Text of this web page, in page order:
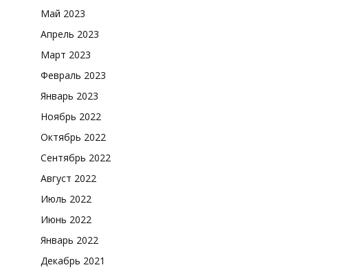
Май 2023
Апрель 2023
Март 2023
Февраль 2023
Январь 2023
Ноябрь 2022
Октябрь 2022
Сентябрь 2022
Август 2022
Июль 2022
Июнь 2022
Январь 2022
Декабрь 2021